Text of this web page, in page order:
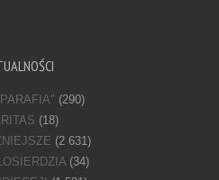
(290)
(18)
(2 631)
(34)